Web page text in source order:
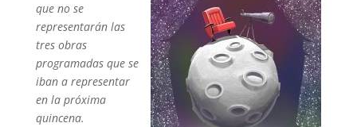
que no se
representarán las
tres obras
programadas que se
iban a representar
en la próxima
quincena.